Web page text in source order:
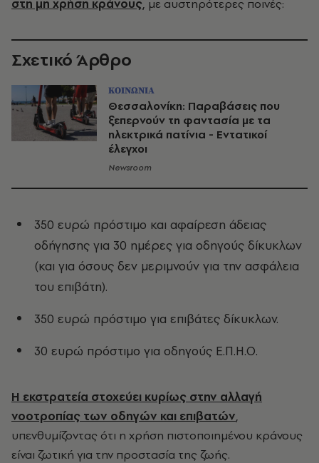
στη μη χρήση κράνους, με αυστηρότερες ποινές:
Σχετικό Άρθρο
ΚΟΙΝΩΝΙΑ
Θεσσαλονίκη: Παραβάσεις που
ξεπερνούν τη φαντασία με τα
ηλεκτρικά πατίνια - Εντατικοί
έλεγχοι
Newsroom
350 ευρώ πρόστιμο και αφαίρεση άδειας
οδήγησης για 30 ημέρες για οδηγούς δίκυκλων
(και για όσους δεν μεριμνούν για την ασφάλεια
του επιβάτη).
350 ευρώ πρόστιμο για επιβάτες δίκυκλων.
30 ευρώ πρόστιμο για οδηγούς Ε.Π.Η.Ο.
Η εκστρατεία στοχεύει κυρίως στην αλλαγή
νοοτροπίας των οδηγών και επιβατών,
υπενθυμίζοντας ότι η χρήση πιστοποιημένου κράνους
είναι ζωτική για την προστασία της ζωής.